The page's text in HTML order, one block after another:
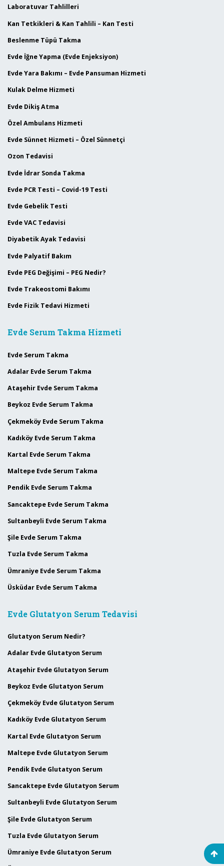
Laboratuvar Tahlilleri
Kan Tetkikleri & Kan Tahlili – Kan Testi
Beslenme Tüpü Takma
Evde İğne Yapma (Evde Enjeksiyon)
Evde Yara Bakımı – Evde Pansuman Hizmeti
Kulak Delme Hizmeti
Evde Dikiş Atma
Özel Ambulans Hizmeti
Evde Sünnet Hizmeti – Özel Sünnetçi
Ozon Tedavisi
Evde İdrar Sonda Takma
Evde PCR Testi – Covid-19 Testi
Evde Gebelik Testi
Evde VAC Tedavisi
Diyabetik Ayak Tedavisi
Evde Palyatif Bakım
Evde PEG Değişimi – PEG Nedir?
Evde Trakeostomi Bakımı
Evde Fizik Tedavi Hizmeti
Evde Serum Takma Hizmeti
Evde Serum Takma
Adalar Evde Serum Takma
Ataşehir Evde Serum Takma
Beykoz Evde Serum Takma
Çekmeköy Evde Serum Takma
Kadıköy Evde Serum Takma
Kartal Evde Serum Takma
Maltepe Evde Serum Takma
Pendik Evde Serum Takma
Sancaktepe Evde Serum Takma
Sultanbeyli Evde Serum Takma
Şile Evde Serum Takma
Tuzla Evde Serum Takma
Ümraniye Evde Serum Takma
Üsküdar Evde Serum Takma
Evde Glutatyon Serum Tedavisi
Glutatyon Serum Nedir?
Adalar Evde Glutatyon Serum
Ataşehir Evde Glutatyon Serum
Beykoz Evde Glutatyon Serum
Çekmeköy Evde Glutatyon Serum
Kadıköy Evde Glutatyon Serum
Kartal Evde Glutatyon Serum
Maltepe Evde Glutatyon Serum
Pendik Evde Glutatyon Serum
Sancaktepe Evde Glutatyon Serum
Sultanbeyli Evde Glutatyon Serum
Şile Evde Glutatyon Serum
Tuzla Evde Glutatyon Serum
Ümraniye Evde Glutatyon Serum